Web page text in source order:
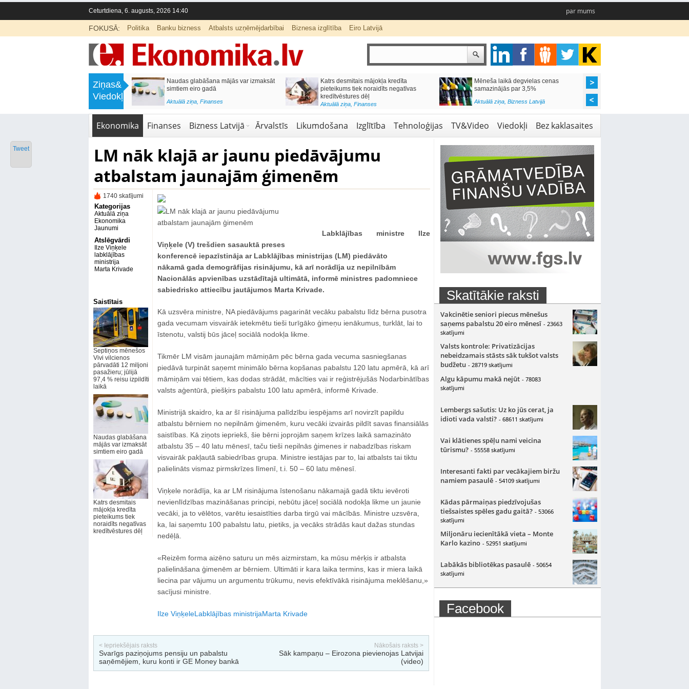
Ceturtdiena, 6. augusts, 2026 14:40 par mums
FOKUSĀ: Politika Banku bizness Atbalsts uzņēmējdarbībai Biznesa izglītība Eiro Latvijā
Ziņas&
Viedokļi
Septiņos mēnešos Vivi vilcienos
pārvadāti 12 miljoni pasažieru; jūlijā
Naudas glabāšana mājās var izmaksāt
simtiem eiro gadā
Aktuālā ziņa, Finanses
Katrs desmitais mājokļa kredīta
pieteikums tiek noraidīts negatīvas
kredītvēstures dēļ
Aktuālā ziņa, Finanses
Mēneša laikā degvielas cenas
samazinājās par 3,5%
Aktuālā ziņa, Bizness Latvijā
Ekonomika Finanses Bizness Latvijā Ārvalstīs Likumdošana Izglītība Tehnoloģijas TV&Video Viedokļi Bez kaklasaites
LM nāk klajā ar jaunu piedāvājumu
atbalstam jaunajām ģimenēm
1740 skatījumi
Kategorijas
Aktuālā ziņa
Ekonomika
Jaunumi
Atslēgvārdi
Ilze Viņķele
labklājības
ministrija
Marta Krivade
Saistītais
Septiņos mēnešos
Vivi vilcienos
pārvadāti 12 miljoni
pasažieru; jūlijā
97,4 % reisu izpildīti
laikā
Naudas glabāšana
mājās var izmaksāt
simtiem eiro gadā
Katrs desmitais
mājokļa kredīta
pieteikums tiek
noraidīts negatīvas
kredītvēstures dēļ
Labklājības ministre Ilze
Viņķele (V) trešdien sasauktā preses
konferencē iepazīstināja ar Labklājības ministrijas (LM) piedāvāto
nākamā gada demogrāfijas risinājumu, kā arī norādīja uz nepilnībām
Nacionālās apvienības uzstādītajā ultimātā, informē ministres padomniece
sabiedrisko attiecību jautājumos Marta Krivade.
Kā uzsvēra ministre, NA piedāvājums pagarināt vecāku pabalstu līdz bērna pusotra
gada vecumam visvairāk ietekmētu tieši turīgāko ģimeņu ienākumus, turklāt, lai to
īstenotu, valstij būs jāceļ sociālā nodokļa likme.
Tikmēr LM visām jaunajām māmiņām pēc bērna gada vecuma sasniegšanas
piedāvā turpināt saņemt minimālo bērna kopšanas pabalstu 120 latu apmērā, kā arī
māmiņām vai tētiem, kas dodas strādāt, mācīties vai ir reģistrējušās Nodarbinātības
valsts aģentūrā, piešķirs pabalstu 100 latu apmērā, informē Krivade.
Ministrijā skaidro, ka ar šī risinājuma palīdzību iespējams arī novirzīt papildu
atbalstu bērniem no nepilnām ģimenēm, kuru vecāki izvairās pildīt savas finansiālās
saistības. Kā ziņots iepriekš, šie bērni joprojām saņem krīzes laikā samazināto
atbalstu 35 – 40 latu mēnesī, taču tieši nepilnās ģimenes ir nabadzības riskam
visvairāk pakļautā sabiedrības grupa. Ministre iestājas par to, lai atbalsts tai tiktu
palielināts vismaz pirmskrīzes līmenī, t.i. 50 – 60 latu mēnesī.
Viņķele norādīja, ka ar LM risinājuma īstenošanu nākamajā gadā tiktu ievēroti
nevienlīdzības mazināšanas principi, nebūtu jāceļ sociālā nodokļa likme un jaunie
vecāki, ja to vēlētos, varētu iesaistīties darba tirgū vai mācībās. Ministre uzsvēra,
ka, lai saņemtu 100 pabalstu latu, pietiks, ja vecāks strādās kaut dažas stundas
nedēļā.
«Reizēm forma aizēno saturu un mēs aizmirstam, ka mūsu mērķis ir atbalsta
palielināšana ģimenēm ar bērniem. Ultimāti ir kara laika termins, kas ir miera laikā
liecina par vājumu un argumentu trūkumu, nevis efektīvākā risinājuma meklēšanu,»
sacījusi ministre.
Ilze ViņķeleLabklājības ministrijaMarta Krivade
< Iepriekšējais raksts
Svarīgs paziņojums pensiju un pabalstu
saņēmējiem, kuru konti ir GE Money bankā
Nākošais raksts >
Sāk kampaņu – Eirozona pievienojas Latvijai
(video)
Skatītākie raksti
Vakcinētie seniori piecus mēnešus
saņems pabalstu 20 eiro mēnesī - 23663
skatījumi
Valsts kontrole: Privatizācijas
nebeidzamais stāsts sāk tukšot valsts
budžetu - 28719 skatījumi
Algu kāpumu makā nejūt - 78083
skatījumi
Lembergs sašutis: Uz ko jūs cerat, ja
idioti vada valsti? - 68611 skatījumi
Vai klātienes spēļu nami veicina
tūrismu? - 55558 skatījumi
Interesanti fakti par vecākajiem biržu
namiem pasaulē - 54109 skatījumi
Kādas pārmaiņas piedzīvojušas
tiešsaistes spēles gadu gaitā? - 53066
skatījumi
Miljonāru iecienītākā vieta – Monte
Karlo kazino - 52951 skatījumi
Labākās bibliotēkas pasaulē - 50654
skatījumi
Facebook
Tweet